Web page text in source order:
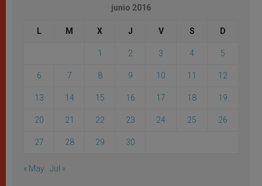
junio 2016
L M X J V S D
1 2 3 4 5
6 7 8 9 10 11 12
13 14 15 16 17 18 19
20 21 22 23 24 25 26
27 28 29 30
« May Jul »